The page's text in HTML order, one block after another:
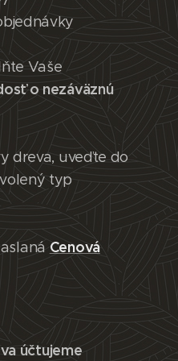
Vaše
o nezáväznú
dreva, uveďte do
typ
Cenová
účtujeme